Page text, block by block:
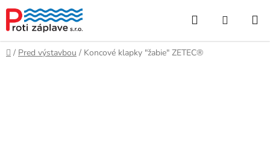
obsah
Hľadať
KOŠÍK
Domov
/ Pred výstavbou / Koncové klapky "žabie" ZETEC®